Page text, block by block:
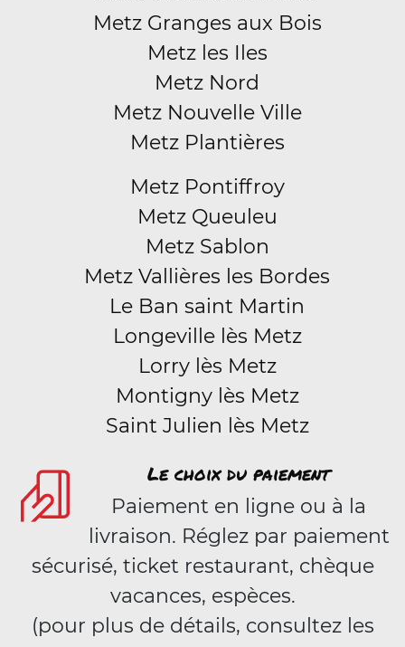
Metz Granges aux Bois
Metz les Iles
Metz Nord
Metz Nouvelle Ville
Metz Plantières
Metz Pontiffroy
Metz Queuleu
Metz Sablon
Metz Vallières les Bordes
Le Ban saint Martin
Longeville lès Metz
Lorry lès Metz
Montigny lès Metz
Saint Julien lès Metz
Le choix du paiement
Paiement en ligne ou à la
livraison. Réglez par paiement
sécurisé, ticket restaurant, chèque
vacances, espèces.
(pour plus de détails, consultez les